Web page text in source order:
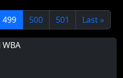
499 500 501 Last »